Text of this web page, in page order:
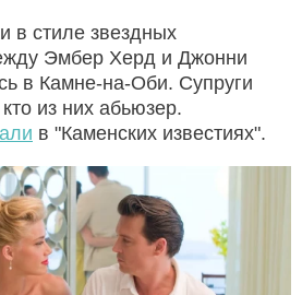
в стиле звездных
Эмбер Херд и Джонни
в Камне-на-Оби. Супруги
из них абьюзер.
в "Каменских известиях".